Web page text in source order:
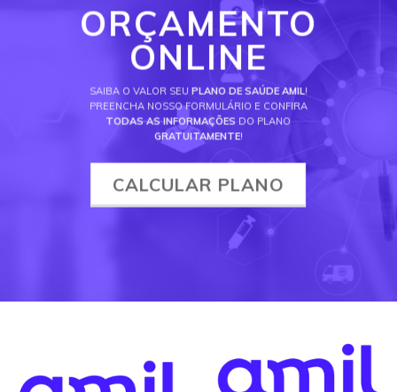
ORÇAMENTO
ONLINE
SAIBA O VALOR SEU PLANO DE SAÚDE AMIL!
PREENCHA NOSSO FORMULÁRIO E CONFIRA
TODAS AS INFORMAÇÕES DO PLANO
GRATUITAMENTE!
CALCULAR PLANO